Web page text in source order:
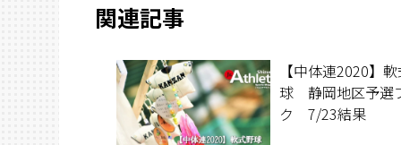
関連記事
【中体連2020】
球 静岡地区予選
ク 7/23結果